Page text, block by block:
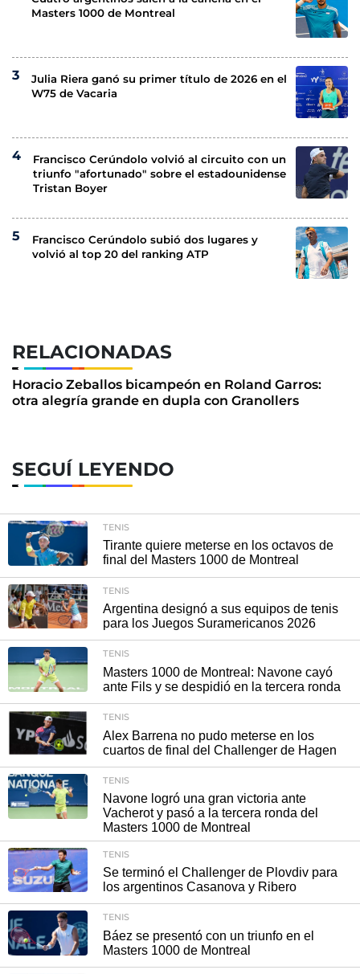
RELACIONADAS
Horacio Zeballos bicampeón en Roland Garros:
otra alegría grande en dupla con Granollers
Masters 1000 de Montreal
Julia Riera ganó su primer título de 2026 en el
W75 de Vacaria
Francisco Cerúndolo volvió al circuito con un
triunfo "afortunado" sobre el estadounidense
Tristan Boyer
Francisco Cerúndolo subió dos lugares y
volvió al top 20 del ranking ATP
SEGUÍ LEYENDO
TENIS
Tirante quiere meterse en los octavos de
final del Masters 1000 de Montreal
TENIS
Argentina designó a sus equipos de tenis
para los Juegos Suramericanos 2026
TENIS
Masters 1000 de Montreal: Navone cayó
ante Fils y se despidió en la tercera ronda
TENIS
Alex Barrena no pudo meterse en los
cuartos de final del Challenger de Hagen
TENIS
Navone logró una gran victoria ante
Vacherot y pasó a la tercera ronda del
Masters 1000 de Montreal
TENIS
Se terminó el Challenger de Plovdiv para
los argentinos Casanova y Ribero
TENIS
Báez se presentó con un triunfo en el
Masters 1000 de Montreal